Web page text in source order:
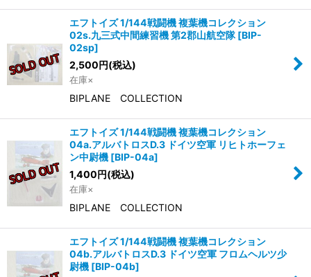
エフトイズ 1/144戦闘機 複葉機コレクション
02s.九三式中間練習機 第2郡山航空隊 [BIP-
02sp]
2,500円(税込)
在庫×
BIPLANE COLLECTION
エフトイズ 1/144戦闘機 複葉機コレクション
04a.アルバトロスD.3 ドイツ空軍 リヒトホーフェ
ン中尉機 [BIP-04a]
1,400円(税込)
在庫×
BIPLANE COLLECTION
エフトイズ 1/144戦闘機 複葉機コレクション
04b.アルバトロスD.3 ドイツ空軍 フロムヘルツ少
尉機 [BIP-04b]